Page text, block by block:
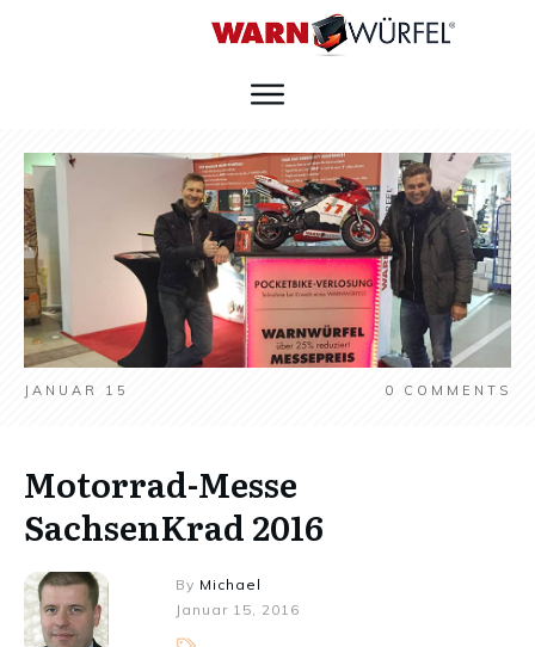
JANUAR 15 0 COMMENTS
Motorrad-Messe
SachsenKrad 2016
By Michael
Januar 15, 2016